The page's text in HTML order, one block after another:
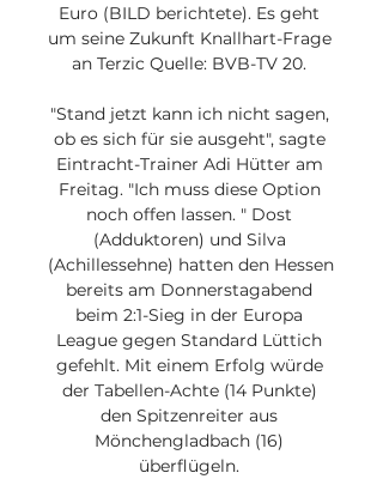
Euro (BILD berichtete). Es geht
um seine Zukunft Knallhart-Frage
an Terzic Quelle: BVB-TV 20.
"Stand jetzt kann ich nicht sagen,
ob es sich für sie ausgeht", sagte
Eintracht-Trainer Adi Hütter am
Freitag. "Ich muss diese Option
noch offen lassen. " Dost
(Adduktoren) und Silva
(Achillessehne) hatten den Hessen
bereits am Donnerstagabend
beim 2:1-Sieg in der Europa
League gegen Standard Lüttich
gefehlt. Mit einem Erfolg würde
der Tabellen-Achte (14 Punkte)
den Spitzenreiter aus
Mönchengladbach (16)
überflügeln.